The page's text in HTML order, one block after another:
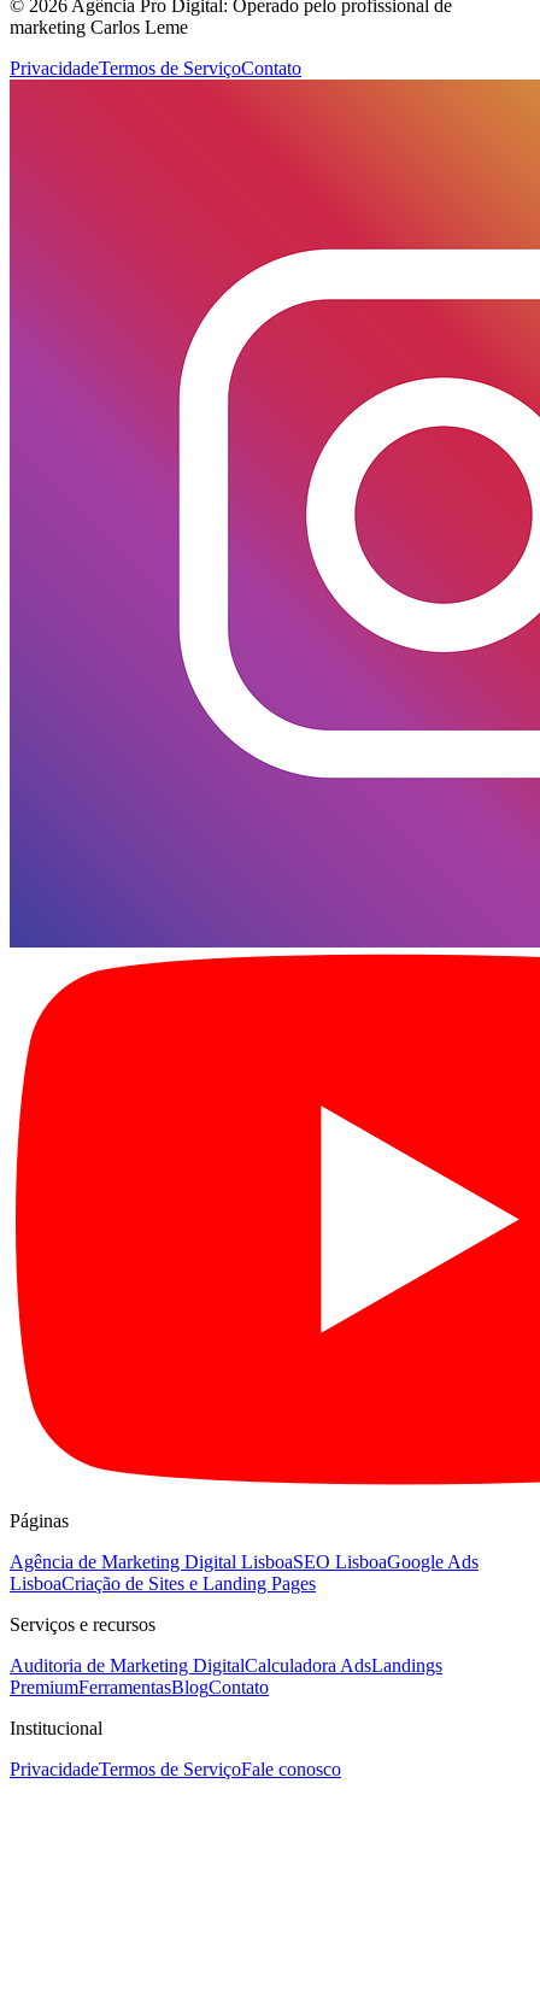
© 2026 Agência Pro Digital: Operado pelo profissional de
marketing Carlos Leme
PrivacidadeTermos de ServiçoContato
Páginas
Agência de Marketing Digital LisboaSEO LisboaGoogle Ads
LisboaCriação de Sites e Landing Pages
Serviços e recursos
Auditoria de Marketing DigitalCalculadora AdsLandings
PremiumFerramentasBlogContato
Institucional
PrivacidadeTermos de ServiçoFale conosco